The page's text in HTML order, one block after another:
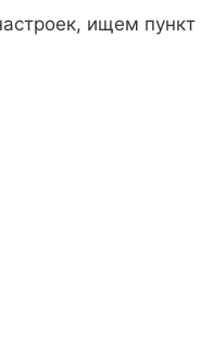
ищем пункт